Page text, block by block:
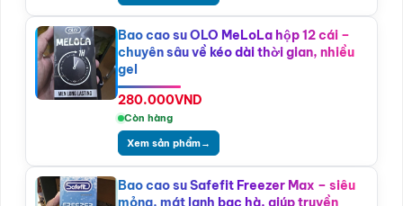
Bao cao su OLO MeLoLa hộp 12 cái –
chuyên sâu về kéo dài thời gian, nhiều
gel
280.000VND
Còn hàng
Xem sản phẩm→
Bao cao su Safefit Freezer Max – siêu
mỏng, mát lạnh bạc hà, giúp truyền